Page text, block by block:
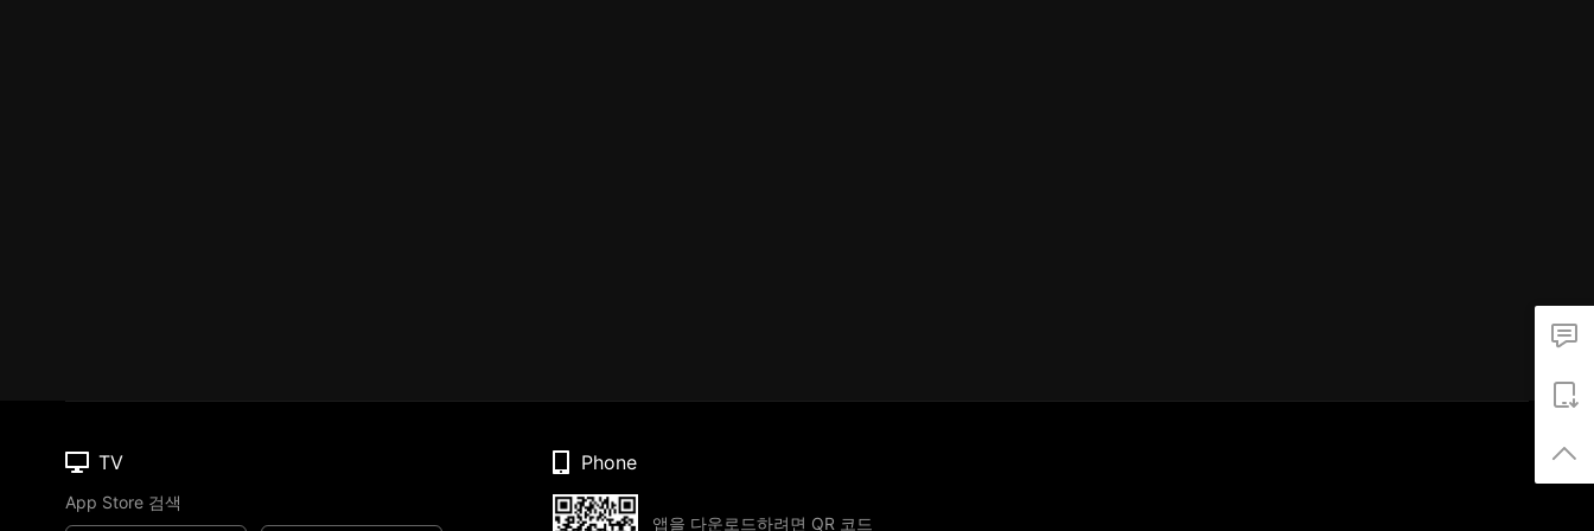
TV
App Store 검색
Phone
앱을 다운로드하려면 QR 코드